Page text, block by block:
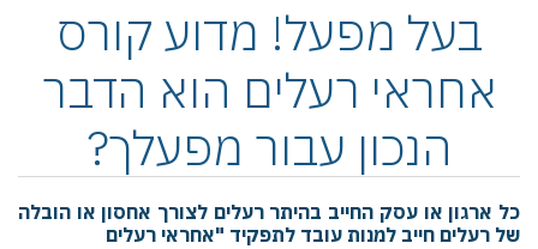
בעל מפעל! מדוע קורס
אחראי רעלים הוא הדבר
הנכון עבור מפעלך?
כל ארגון או עסק החייב בהיתר רעלים לצורך אחסון או הובלה
של רעלים חייב למנות עובד לתפקיד "אחראי רעלים